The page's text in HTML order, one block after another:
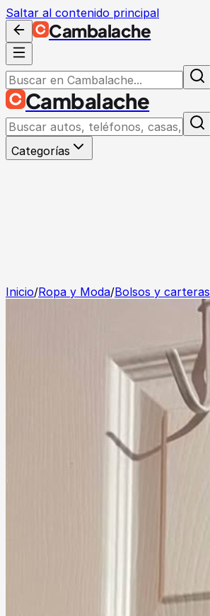
Saltar al contenido principal
Cambalache
Cambalache
Categorías
Inicio/Ropa y Moda/Bolsos y carteras